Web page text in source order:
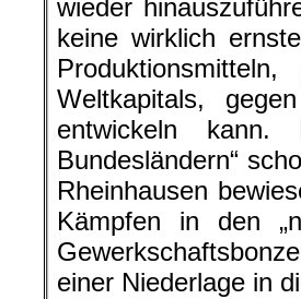
wieder
keine wirklich
Weltkapitals,
entwickeln
Bundesländern“
Rheinhausen
Kämpfen in den
einer Niederlage in